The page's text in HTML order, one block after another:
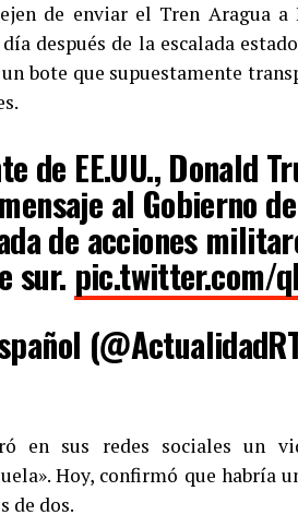
de enviar el Tren Aragua a
después de la escalada
bote que supuestamente
de EE.UU., Donald
al Gobierno
de acciones
sur. pic.twitter.com/
en sus redes sociales un
Hoy, confirmó que habría
de dos.